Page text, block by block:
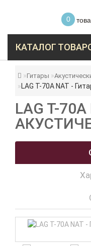
0
КАТАЛОГ
Гитары
LAG T-70A NAT -
LAG T-